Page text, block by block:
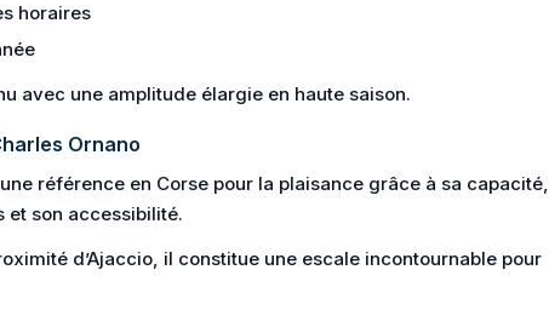
horaires
avec une amplitude élargie en haute saison.
Ornano
référence en Corse pour la plaisance grâce à sa capacité,
et son accessibilité.
d’Ajaccio, il constitue une escale incontournable pour